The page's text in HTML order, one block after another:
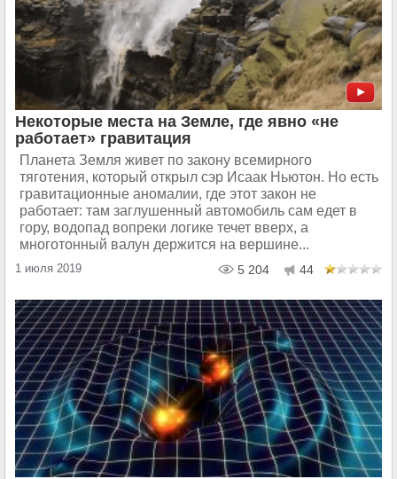
Некоторые места на Земле, где явно «не
работает» гравитация
Планета Земля живет по закону всемирного
тяготения, который открыл сэр Исаак Ньютон. Но есть
гравитационные аномалии, где этот закон не
работает: там заглушенный автомобиль сам едет в
гору, водопад вопреки логике течет вверх, а
многотонный валун держится на вершине...
1 июля 2019 5 204 44